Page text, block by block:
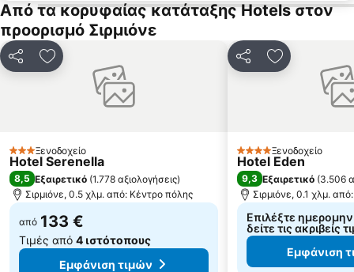
Από τα κορυφαίας κατάταξης Hotels στον
προορισμό Σιρμιόνε
ΚοινοποίησηΠροσθήκη στα αγαπημένα
3 ΑστέριαΞενοδοχείο
Hotel Serenella
8,5 Εξαιρετικό (1.778 αξιολογήσεις)
Σιρμιόνε, 0.5 χλμ. από: Κέντρο πόλης
από 133 €
Τιμές από 4 ιστότοπους
Εμφάνιση τιμών
ΚοινοποίησηΠροσθήκη
4 ΑστέριαΞενοδοχείο
Hotel Eden
9,3 Εξαιρετικό (3.506
Σιρμιόνε, 0.1 χλμ.
Επιλέξτε
δείτε τις ακριβείς
Εμφάνιση